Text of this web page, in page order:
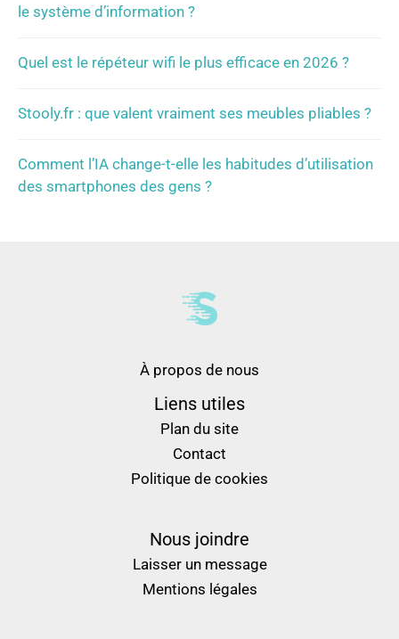
le système d’information ?
Quel est le répéteur wifi le plus efficace en 2026 ?
Stooly.fr : que valent vraiment ses meubles pliables ?
Comment l’IA change-t-elle les habitudes d’utilisation
des smartphones des gens ?
À propos de nous
Liens utiles
Plan du site
Contact
Politique de cookies
Nous joindre
Laisser un message
Mentions légales